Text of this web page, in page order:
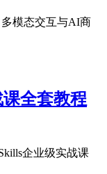
模态交互与AI商
全套教程
企业级实战课